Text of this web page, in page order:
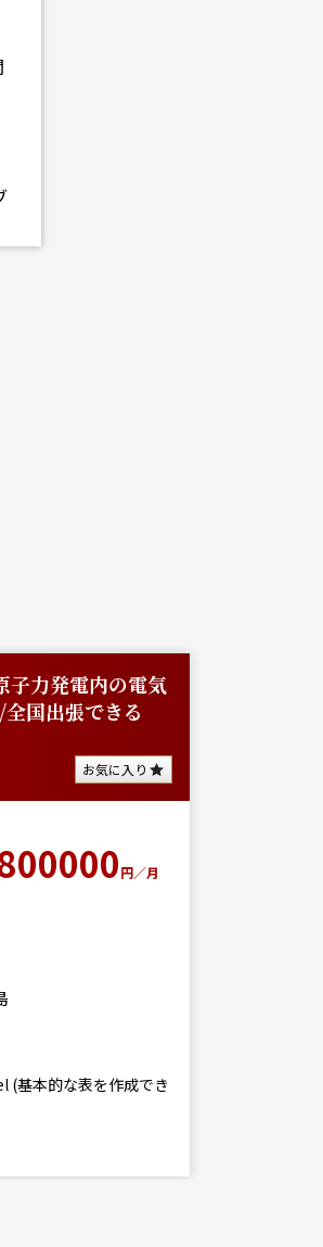
子力発電内の電気
国出張できる
お気に入り
円／月
(基本的な表を作成でき